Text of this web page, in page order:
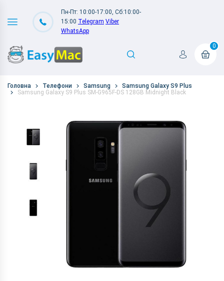
Пн-Пт: 10:00-17:00, Сб:10:00-
15:00 Telegram Viber
WhatsApp
0
Головна Телефони Samsung
Samsung Galaxy S9 Plus
Samsung Galaxy S9 Plus SM-G965F-DS 128GB Midnight Black